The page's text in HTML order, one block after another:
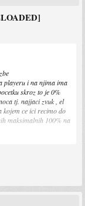
playeru i na njima ima
skroz to je 0%
tj. najjaci zvuk , el
ce ici recimo do
maksimalnih 100% na